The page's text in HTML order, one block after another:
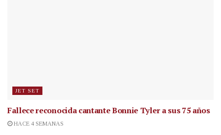
JET SET
Fallece reconocida cantanteBonnie Tyler a sus 75 años
HACE 4 SEMANAS